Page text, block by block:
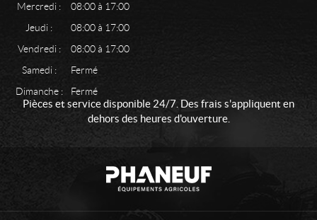
Mercredi :
08:00 à 17:00
Jeudi :
08:00 à 17:00
Vendredi :
08:00 à 17:00
Samedi :
Fermé
Dimanche :
Fermé
Pièces et service disponible 24/7. Des frais s'appliquent en
dehors des heures d'ouverture.
t
n